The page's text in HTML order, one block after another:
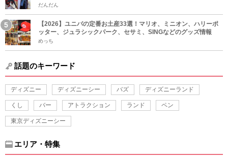
だんだん
【2026】ユニバの定番お土産33選！マリオ、ミニオン、ハリーポ
ッター、ジュラシックパーク、セサミ、SINGなどのグッズ情報
めっち
話題のキーワード
ディズニー ディズニーシー バズ ディズニーランド
くし バー アトラクション ランド ペン
東京ディズニーシー
エリア・特集